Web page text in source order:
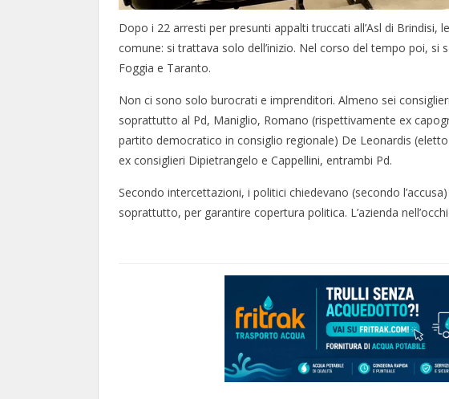
Dopo i 22 arresti per presunti appalti truccati all’Asl di Brindisi,
comune: si trattava solo dell’inizio. Nel corso del tempo poi, si
Foggia e Taranto.
Non ci sono solo burocrati e imprenditori. Almeno sei
soprattutto al Pd, Maniglio, Romano (rispettivamente ex
partito democratico in consiglio regionale) De Leonardis (eletto
ex consiglieri Dipietrangelo e Cappellini, entrambi Pd.
Secondo intercettazioni, i politici chiedevano (secondo
soprattutto, per garantire copertura politica. L’azienda